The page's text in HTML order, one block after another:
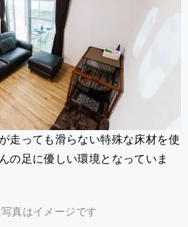
走っても滑らない特殊な床材を使
の足に優しい環境となっていま
真はイメージです